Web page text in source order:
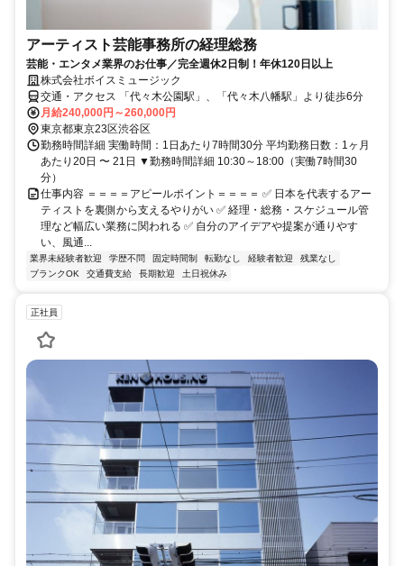
アーティスト芸能事務所の経理総務
芸能・エンタメ業界のお仕事／完全週休2日制！年休120日以上
株式会社ボイスミュージック
交通・アクセス 「代々木公園駅」、「代々木八幡駅」より徒歩6分
月給240,000円～260,000円
東京都東京23区渋谷区
勤務時間詳細 実働時間：1日あたり7時間30分 平均勤務日数：1ヶ月
あたり20日 〜 21日 ▼勤務時間詳細 10:30～18:00（実働7時間30
分）
仕事内容 ＝＝＝＝アピールポイント＝＝＝＝ ✅ 日本を代表するアー
ティストを裏側から支えるやりがい ✅ 経理・総務・スケジュール管
理など幅広い業務に関われる ✅ 自分のアイデアや提案が通りやす
い、風通...
業界未経験者歓迎 学歴不問 固定時間制 転勤なし 経験者歓迎
残業なし
ブランクOK
交通費支給 長期歓迎 土日祝休み
正社員